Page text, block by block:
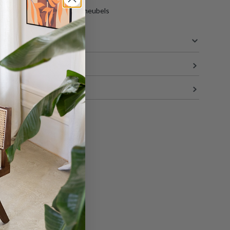
gratis opslag van jouw meubels
121 cm
51.5 cm
32 cm